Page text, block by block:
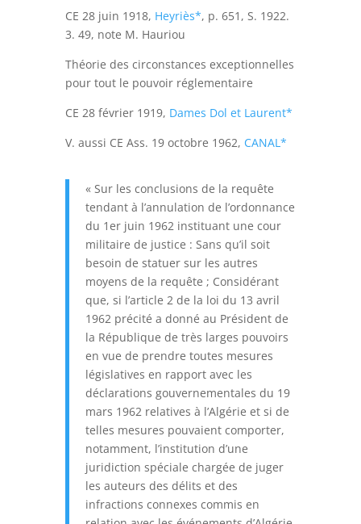
CE 28 juin 1918, Heyriès*, p. 651, S. 1922.
3. 49, note M. Hauriou
Théorie des circonstances exceptionnelles
pour tout le pouvoir réglementaire
CE 28 février 1919, Dames Dol et Laurent*
V. aussi CE Ass. 19 octobre 1962, CANAL*
« Sur les conclusions de la requête
tendant à l’annulation de l’ordonnance
du 1er juin 1962 instituant une cour
militaire de justice : Sans qu’il soit
besoin de statuer sur les autres
moyens de la requête ; Considérant
que, si l’article 2 de la loi du 13 avril
1962 précité a donné au Président de
la République de très larges pouvoirs
en vue de prendre toutes mesures
législatives en rapport avec les
déclarations gouvernementales du 19
mars 1962 relatives à l’Algérie et si de
telles mesures pouvaient comporter,
notamment, l’institution d’une
juridiction spéciale chargée de juger
les auteurs des délits et des
infractions connexes commis en